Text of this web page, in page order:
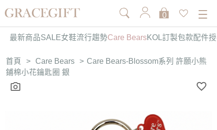
0
最新商品SALE女鞋流行趨勢Care BearsKOL訂製包款配件
首頁 > Care Bears > Care Bears-Blossom系列 許願小熊
鋪棉小花鑰匙圈 銀